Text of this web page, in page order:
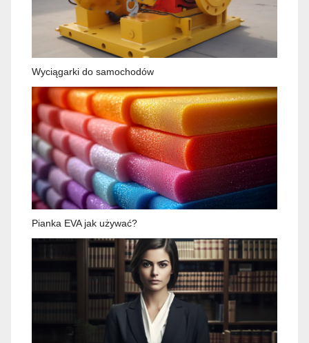
Wyciągarki do samochodów
Pianka EVA jak używać?